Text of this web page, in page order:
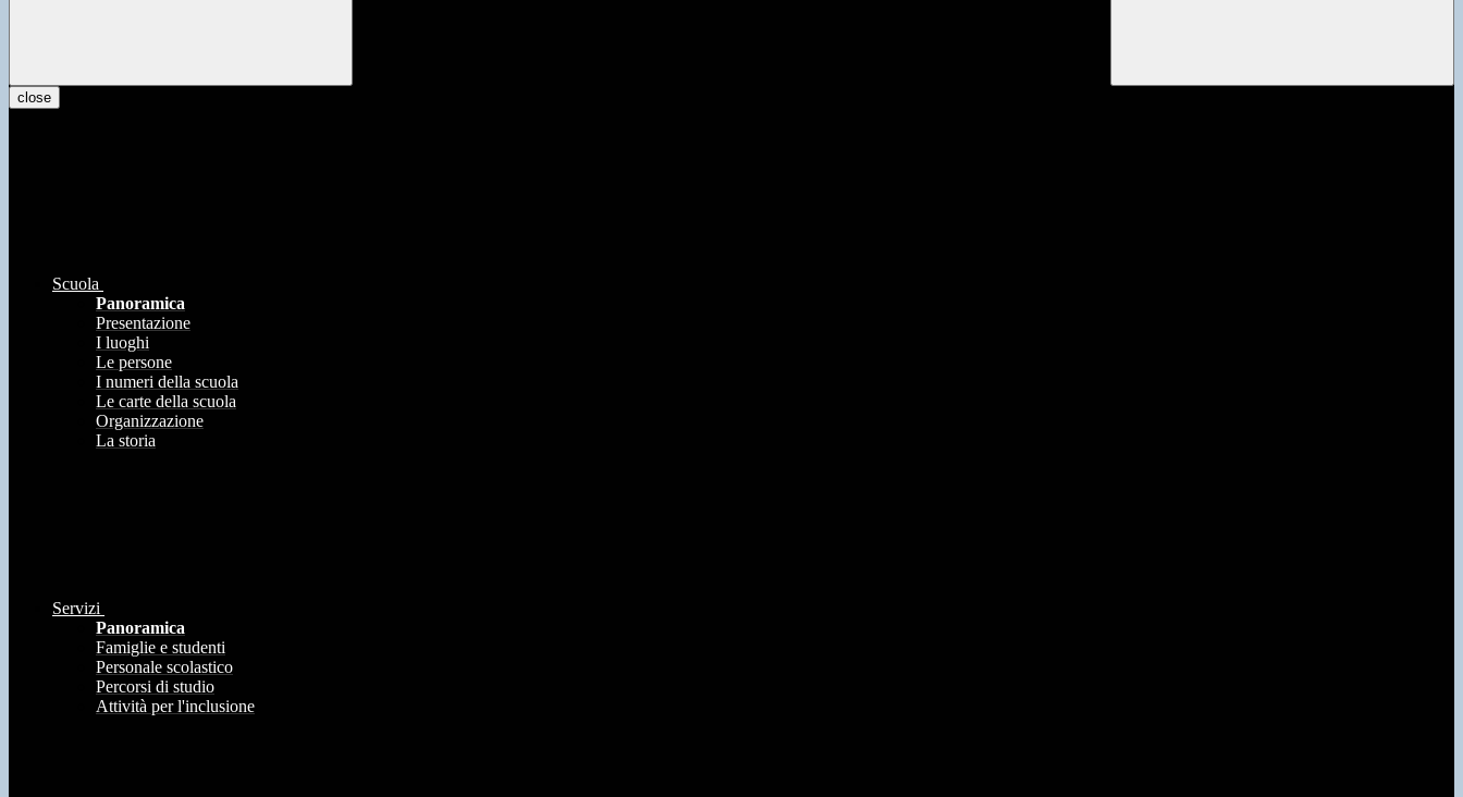
close
Scuola
Panoramica
Presentazione
I luoghi
Le persone
I numeri della scuola
Le carte della scuola
Organizzazione
La storia
Servizi
Panoramica
Famiglie e studenti
Personale scolastico
Percorsi di studio
Attività per l'inclusione